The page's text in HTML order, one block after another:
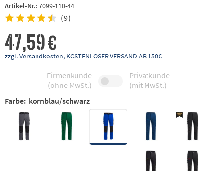
Artikel-Nr.: 7099-110-44
(9)
47,59 €
zzgl. Versandkosten, KOSTENLOSER VERSAND AB 150€
Firmenkunde
(ohne MwSt.)
Privatkunde
(mit MwSt.)
Farbe: kornblau/schwarz